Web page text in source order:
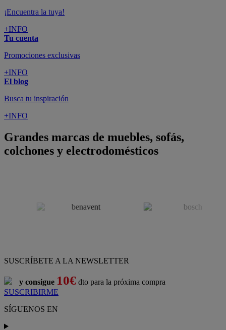
¡Encuentra la tuya!
+INFO
Tu cuenta
Promociones exclusivas
+INFO
El blog
Busca tu inspiración
+INFO
Grandes marcas de muebles, sofás,
colchones y electrodomésticos
SUSCRÍBETE A LA NEWSLETTER
y consigue 10€ dto para la próxima compra
SUSCRIBIRME
SÍGUENOS EN